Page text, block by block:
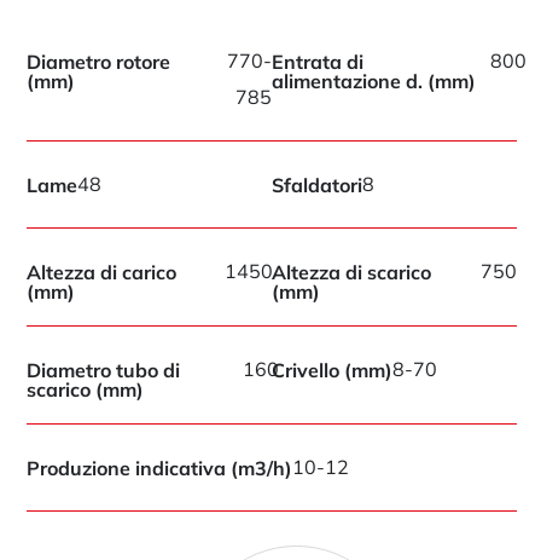
Diametro rotore
(mm)
770-
785
Entrata di
alimentazione d. (mm)
800
Lame48 Sfaldatori8
Altezza di carico
(mm)
1450Altezza di scarico
(mm)
750
Diametro tubo di
scarico (mm)
160Crivello (mm)8-70
Produzione indicativa (m3/h) 10-12